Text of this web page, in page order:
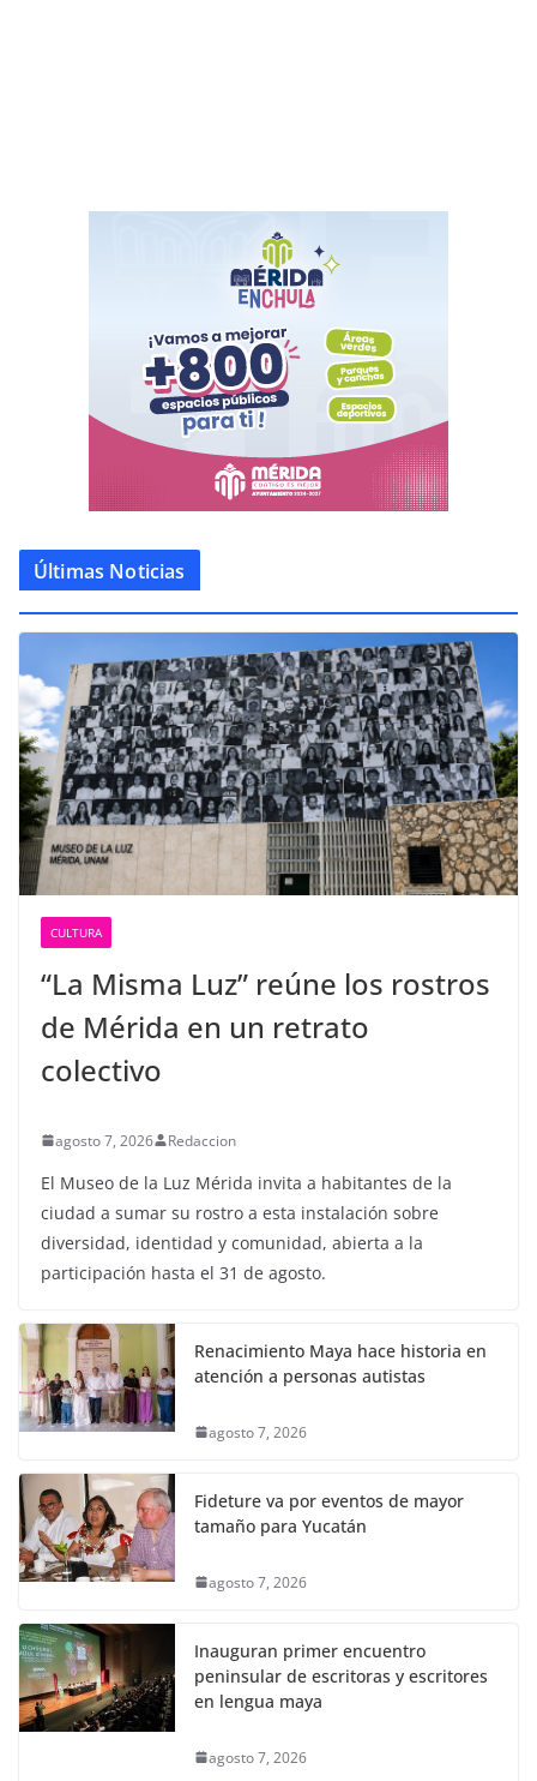
Últimas Noticias
CULTURA
“La Misma Luz” reúne los rostros
de Mérida en un retrato
colectivo
agosto 7, 2026 Redaccion
El Museo de la Luz Mérida invita a habitantes de la
ciudad a sumar su rostro a esta instalación sobre
diversidad, identidad y comunidad, abierta a la
participación hasta el 31 de agosto.
Renacimiento Maya hace historia en
atención a personas autistas
agosto 7, 2026
Fideture va por eventos de mayor
tamaño para Yucatán
agosto 7, 2026
Inauguran primer encuentro
peninsular de escritoras y escritores
en lengua maya
agosto 7, 2026